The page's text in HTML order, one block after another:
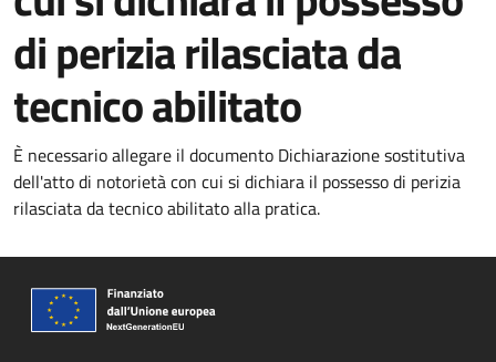
di perizia rilasciata da
tecnico abilitato
È necessario allegare il documento Dichiarazione sostitutiva
dell'atto di notorietà con cui si dichiara il possesso di perizia
rilasciata da tecnico abilitato alla pratica.